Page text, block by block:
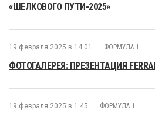
«ШЕЛКОВОГО ПУТИ-2025»
19 февраля 2025 в 14:01 ФОРМУЛА 1
ФОТОГАЛЕРЕЯ: ПРЕЗЕНТАЦИЯ
19 февраля 2025 в 1:45 ФОРМУЛА 1